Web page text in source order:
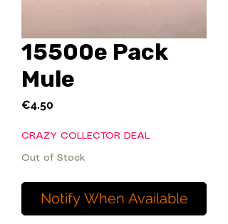
15500e Pack
Mule
€4.50
CRAZY COLLECTOR DEAL
Out of Stock
Notify When Available